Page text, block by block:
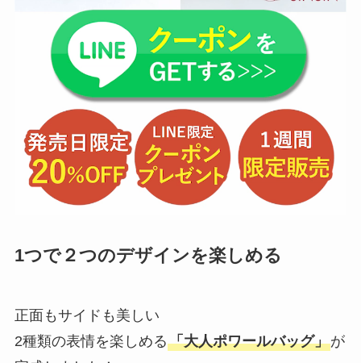
1つで２つのデザインを楽しめる
正面もサイドも美しい
2種類の表情を楽しめる「大人ポワールバッグ」が